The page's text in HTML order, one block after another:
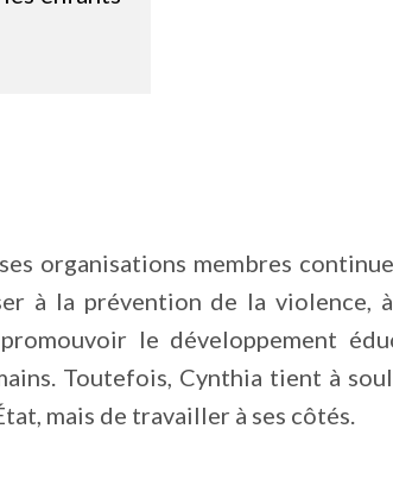
organisations membres
à la prévention de la violence,
le développement
Toutefois, Cynthia tient à
mais de travailler à ses côtés.